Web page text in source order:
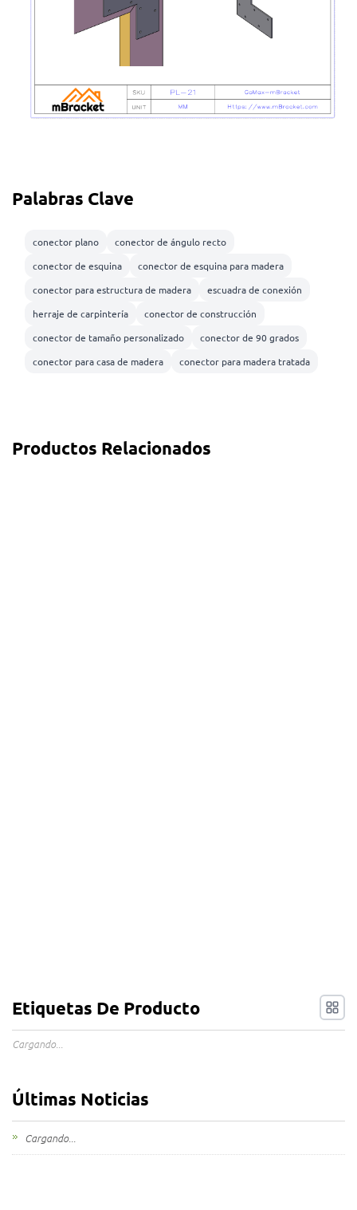
Palabras Clave
conector plano
conector de ángulo recto
conector de esquina
conector de esquina para madera
conector para estructura de madera
escuadra de conexión
herraje de carpintería
conector de construcción
conector de tamaño personalizado
conector de 90 grados
conector para casa de madera
conector para madera tratada
Productos Relacionados
Etiquetas De Producto
Cargando...
Últimas Noticias
Cargando...